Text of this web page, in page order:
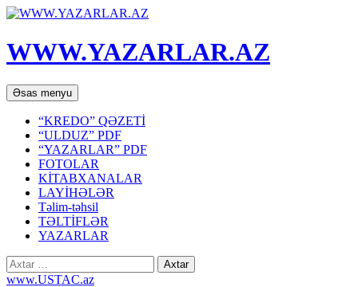
WWW.YAZARLAR.AZ
Axtar
Əsas menyu Mühtəviyyata
keç
“KREDO” QƏZETİ
“ULDUZ” PDF
“YAZARLAR” PDF
FOTOLAR
KİTABXANALAR
LAYİHƏLƏR
Təlim-təhsil
TƏLTİFLƏR
YAZARLAR
Axtarış:
www.USTAC.az